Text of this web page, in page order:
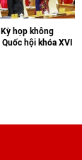
họp không
hội khóa XVI